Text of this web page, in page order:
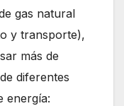
gas natural
y transporte),
más de
diferentes
energía: